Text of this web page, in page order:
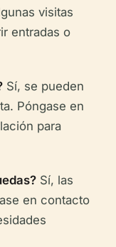
visitas
entradas o
Sí, se pueden
Póngase en
para
Sí, las
en contacto